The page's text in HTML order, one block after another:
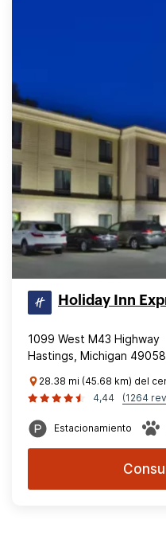
Holiday Inn
1099 West M43 Highway
Hastings, Michigan
28.38 mi (45.68 km) del
4,44
(1264
Estacionamiento